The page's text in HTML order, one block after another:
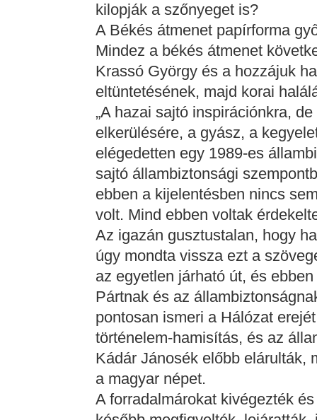
kilopják a szőnyeget is?
A Békés átmenet papírforma
Mindez a békés átmenet
Krassó György és a hozzájuk
eltüntetésének, majd korai
„A hazai sajtó inspirációnkra,
elkerülésére, a gyász, a
elégedetten egy 1989-es
sajtó állambiztonsági
ebben a kijelentésben nincs
volt. Mind ebben voltak
Az igazán gusztustalan, hogy
úgy mondta vissza ezt a
az egyetlen járható út, és
Pártnak és az
pontosan ismeri a Hálózat
történelem-hamisítás, és az
Kádár Jánosék előbb elárulták,
a magyar népet.
A forradalmárokat kivégezték